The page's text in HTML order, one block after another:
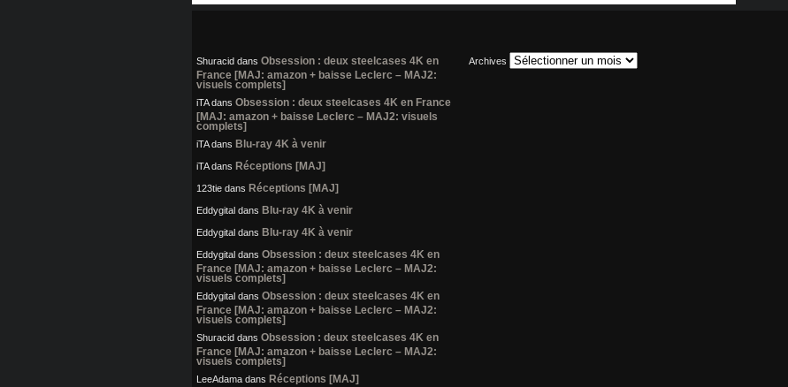
Shuracid dans Obsession : deux steelcases 4K en
France [MAJ: amazon + baisse Leclerc – MAJ2:
visuels complets]
iTAdans Obsession : deux steelcases 4K en France
[MAJ: amazon + baisse Leclerc – MAJ2: visuels
complets]
iTAdans Blu-ray 4K à venir
iTAdans Réceptions [MAJ]
123tie dans Réceptions [MAJ]
Eddygital dans Blu-ray 4K à venir
Eddygital dans Blu-ray 4K à venir
Eddygital dans Obsession : deux steelcases 4K en
France [MAJ: amazon + baisse Leclerc – MAJ2:
visuels complets]
Eddygital dans Obsession : deux steelcases 4K en
France [MAJ: amazon + baisse Leclerc – MAJ2:
visuels complets]
Shuracid dans Obsession : deux steelcases 4K en
France [MAJ: amazon + baisse Leclerc – MAJ2:
visuels complets]
LeeAdama dans Réceptions [MAJ]
Archives